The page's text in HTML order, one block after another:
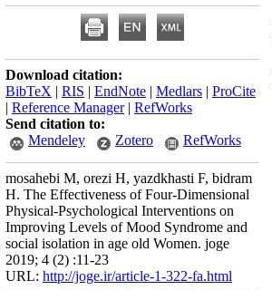
Download citation:
BibTeX | RIS | EndNote | Medlars | ProCite
| Reference Manager| RefWorks
Send citation to:
Mendeley
Zotero RefWorks
mosahebi M, orezi H, yazdkhasti F, bidram
H. The Effectiveness of Four-Dimensional
Physical-Psychological Interventions on
Improving Levels of Mood Syndrome and
social isolation in age old Women. joge
2019; 4 (2) :11-23
URL: http://joge.ir/article-1-322-fa.html